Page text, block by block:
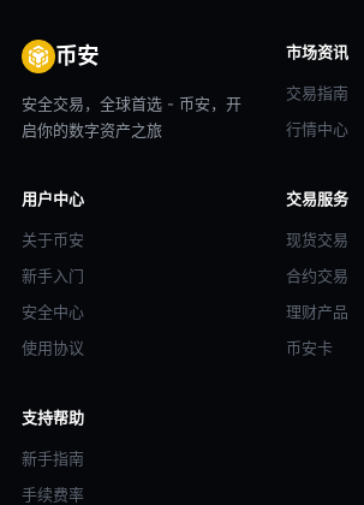
币安
安全交易，全球首选 - 币安，开
启你的数字资产之旅
市场资讯
交易指南
行情中心
用户中心
关于币安
新手入门
安全中心
使用协议
交易服务
现货交易
合约交易
理财产品
币安卡
支持帮助
新手指南
手续费率